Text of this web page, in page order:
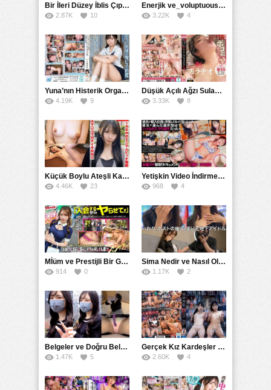
Bir İleri Düzey İblis Çıplak Teslimat Görevlisi, İnce Bedeni ve Şeytani Becerileriyle Sizi Sürekli BoşaltacakMDBK
2.87K 10
Enerjik ve_voluptuous Üniversite Kızının H Kupa Büyüklüğündeki Göğüsleri ve Çılgın Orgazmı
3.22K 4
Yuna’nın Histerik Orgazmı: Genç Kızın Savage Hareketlerle Ulaştığı Şiddetli Coşkuları
4.19K 9
Düşük Açılı Ağzı Sulama Teknikleri ve AGMX İlişkisi
3.33K 8
Küçük Boylu Ateşli Karakter: Nandinin Hassas Uçuklu Memeleri ve Sahneleri
4.46K 23
Yetişkin Video İndirme Siteleri Grubu: Şefkatli Patron ve Sekreterin Aşk Hikayesi: Prestijli Bir Son
968 4
Mİüm ve Prestijli Bir Gecenin Sırları: Gizemli Bir Kadın ve Mükemmel Bir Macera
914 0
Sima Nedir ve Nasıl Oluşur
1.17K 2
Belgeler ve Doğru Belgelendirmede DOCS’in Önemi
1.47K 5
Gerçek Kız Kardeşler hipnoz ve zihin kontrolü altında liebe阴茎 için yalvaran kızlar: Mısakı Nemıne Mına Hınano
2.60K 4